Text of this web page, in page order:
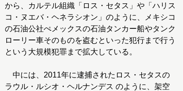
から、カルテル組織「ロス・セタス」や「ハリス
コ・ヌエバ・ヘネラシオン」のように、メキシコ
の石油公社ぺメックスの石油タンカー船やタンク
ローリー車そのものを盗むといった犯行まで行う
という大規模犯罪まで拡大している。
中には、2011年に逮捕されたロス・セタスの
ラウル・ルシオ・ヘルナンデス のように、架空